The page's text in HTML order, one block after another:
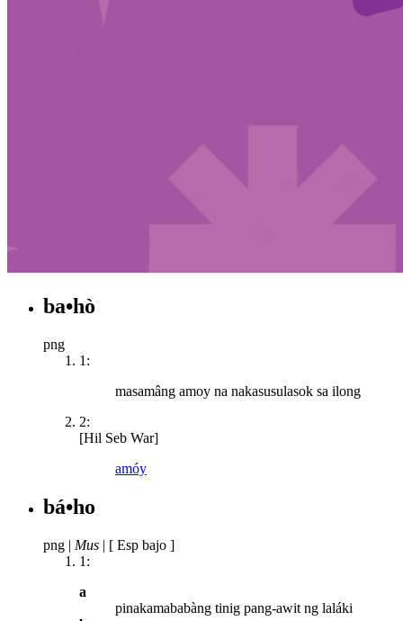
ba•hò
png
1:
masamâng amoy na nakasusulasok sa ilong
2:
[Hil Seb War]
amóy
bá•ho
png | Mus | [ Esp bajo ]
1:
a
pinakamababàng tinig pang-awit ng laláki